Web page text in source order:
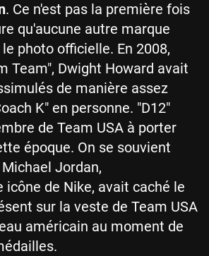
. Ce n'est pas la première fois
qu'aucune autre marque
photo officielle. En 2008,
Team", Dwight Howard avait
de manière assez
K" en personne. "D12"
de Team USA à porter
époque. On se souvient
Jordan,
icône de Nike, avait caché le
sur la veste de Team USA
américain au moment de